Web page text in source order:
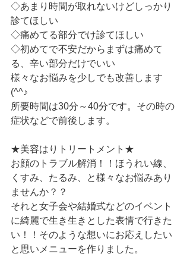
◇あまり時間が取れないけどしっかり
診てほしい
◇痛めてる部分でけ診てほしい
◇初めてで不安だからまずは痛めて
る、辛い部分だけでいい
様々なお悩みを少しでも改善します
(^^♪
所要時間は30分～40分です。その時の
症状などで前後します。
★美容はりトリートメント★
お顔のトラブル解消！！ほうれい線、
くすみ、たるみ、と様々なお悩みあり
ませんか？？
それと女子会や結婚式などのイベント
に綺麗で生き生きとした表情で行きた
い！！そのような想いにお応えしたい
と思いメニューを作りました。